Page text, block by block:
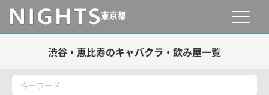
東京都
渋谷・恵比寿のキャバクラ・飲み屋一覧
キーワード